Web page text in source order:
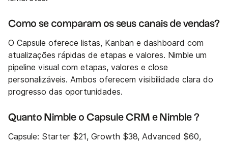
Como se comparam os seus canais de vendas?
O Capsule oferece listas, Kanban e dashboard com
atualizações rápidas de etapas e valores. Nimble um
pipeline visual com etapas, valores e close
personalizáveis. Ambos oferecem visibilidade clara do
progresso das oportunidades.
Quanto Nimble o Capsule CRM e Nimble ?
Capsule: Starter $21, Growth $38, Advanced $60,